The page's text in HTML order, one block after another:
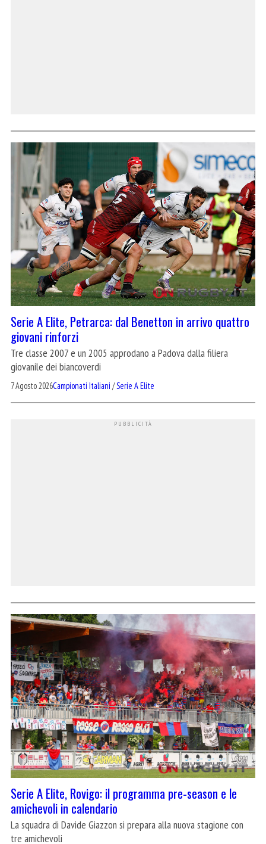
Serie A Elite, Petrarca: dal Benetton in arrivo quattro
giovani rinforzi
Tre classe 2007 e un 2005 approdano a Padova dalla filiera
giovanile dei biancoverdi
7 Agosto 2026Campionati Italiani /Serie A Elite
Serie A Elite, Rovigo: il programma pre-season e le
amichevoli in calendario
La squadra di Davide Giazzon si prepara alla nuova stagione con
tre amichevoli